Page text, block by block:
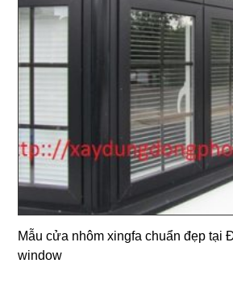
Mẫu cửa nhôm xingfa chuẩn đẹp tại
window